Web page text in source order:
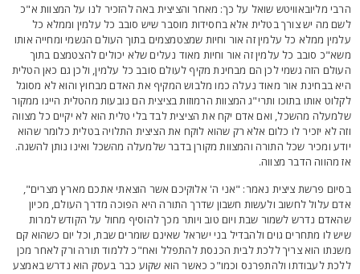
מליובאוויטש שואל על כך: מאחר והציצית באה להזכיר לנו על המצוות א"כ
מה יש צורך בטלית אלא בחסידות מוסבר שיש סובב כל עלמין וממלא כל
ממלא כל עלמין זה אור וחיות שמצטמצמים בתוך העולם הגשמי ומחייה אותו
סובב כל עלמין זה אור וחיות מאוד נעלים שלא יכולים להצטמצם בתוך
הזה גשמי לכן הם מבחינת מקיף לעולם סובב כל עלמין, ולכן גם כאן הטלית
בבחינת אור מאוד נעלה כמו מלבוש המקיף את האדם מבחוץ והוא לא מסוגל
אותו בתוכו ותרי"ג המצוות הרמוזות בציצית הם נובעות מהטלית היינו ממקור
מהשכל, ואם אדם יקח את הציצית לבד בלי טלית הוא לא יקיים כל מצווה
לא יזכיר לו כלום אלא רק שהוא לוקח את הציצית התלויה בטלית כלומר שהוא
ומכיר שכל התורה והמצוות מקורן בדבר שלמעלה מהשכל ואינו נותן להשגה.
מהווה הדבר מצווה.
פרשת ציצית נאמר: "אני ה' אלוקיכם אשר הוצאתי אתכם מארץ מצרים",
עלול לחשוב ולעשות חשבון שדרך התורה היא הפוכה מדרך העולם, מכיון
נדרש לשמור שבת ויום טוב ויותר מכך להוסיף מחול על הקודש למרות
לו מתחרים גוים ולהבדיל בני ישראל שאינם שומרים שבת, וכל יום כשהוא קם
הוא צריך ללכת לבית הכנסת להתפלל ואח"כ ללמוד תורה ורק לאחר מכן
לעבודתו ולהתפרנס וכמו"כ כאשר הוא שקוע כבר בעסק הוא נדרש באמצע